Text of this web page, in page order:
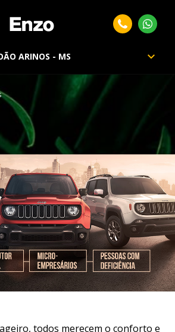
ARINOS - MS
todos merecem o conforto e